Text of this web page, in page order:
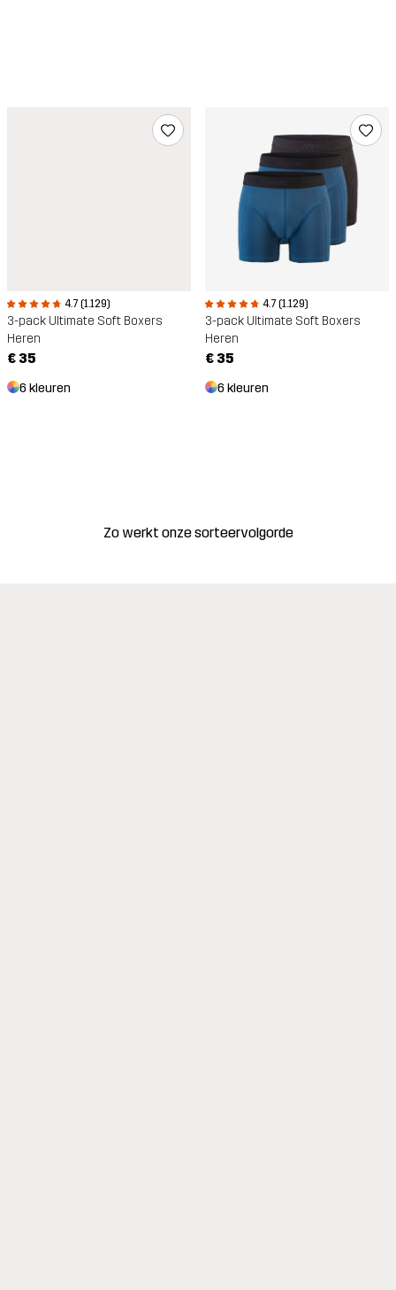
4.7 (1.129)
3-pack Ultimate Soft Boxers
Heren
€ 35
6 kleuren
4.7 (1.129)
3-pack Ultimate Soft Boxers
Heren
€ 35
6 kleuren
Zo werkt onze sorteervolgorde